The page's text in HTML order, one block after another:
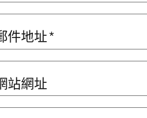
件地址*
站網址